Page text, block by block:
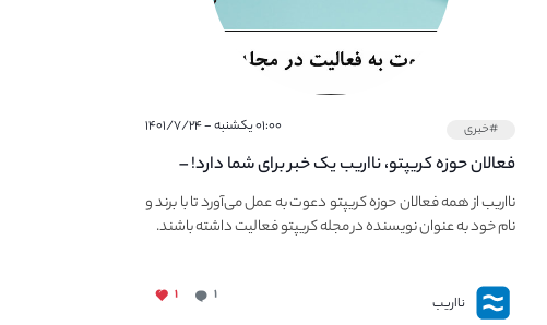
#خبری ۰۱:۰۰ یکشنبه - ۱۴۰۱/۷/۲۴
فعالان حوزه کریپتو، نااریب یک خبر برای شما دارد! –
دعوت به فعالیت در مجله کریپتو
نااریب از همه فعالان حوزه کریپتو دعوت به عمل می‌آورد تا با برند و
نام خود به عنوان نویسنده در مجله کریپتو فعالیت داشته باشند.
نااریب ۱ ۱